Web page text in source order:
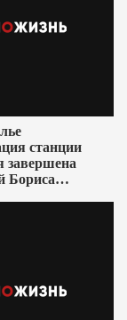
станции
завершена
Бориса